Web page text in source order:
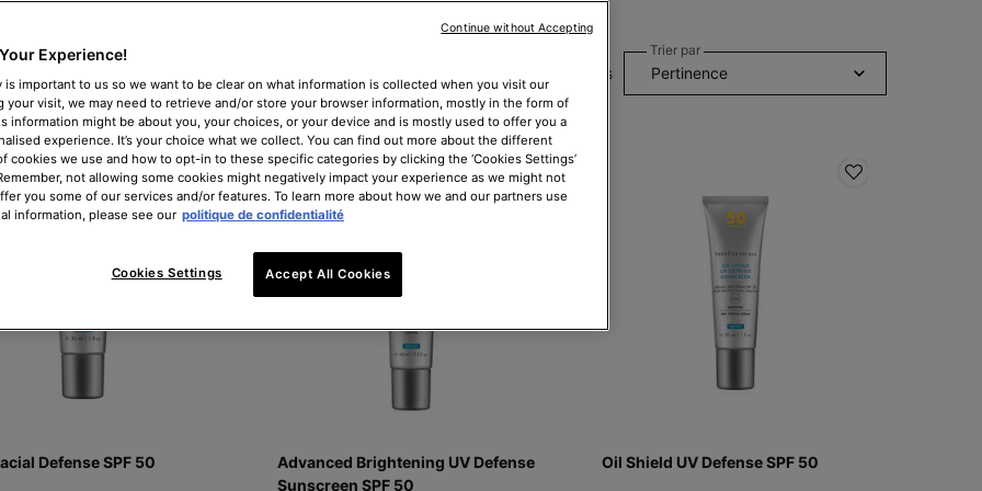
4 produits
Trier par
Defense SPF 50
BEST-SELLER
Advanced Brightening UV Defense
Sunscreen SPF 50
Oil Shield UV Defense SPF 50
Experience!
is important to us so we want to be clear on what information is collected when you visit our
your visit, we may need to retrieve and/or store your browser information, mostly in the form of
information might be about you, your choices, or your device and is mostly used to offer you a
experience. It’s your choice what we collect. You can find out more about the different
cookies we use and how to opt-in to these specific categories by clicking the ‘Cookies Settings’
not allowing some cookies might negatively impact your experience as we might not
you some of our services and/or features. To learn more about how we and our partners use
information, please see our politique de confidentialité
Cookies Settings Accept All Cookies
Continue without Accepting